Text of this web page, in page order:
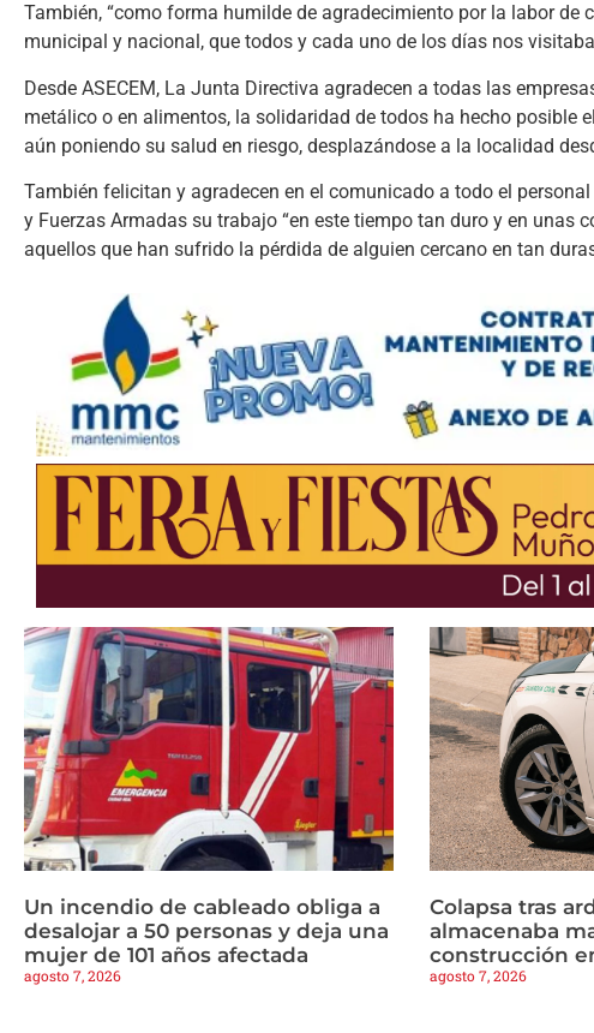
También, “como forma humilde de agradecimiento por la labor
municipal y nacional, que todos y cada uno de los días nos
Desde ASECEM, La Junta Directiva agradecen a todas las
metálico o en alimentos, la solidaridad de todos ha hecho posible
aún poniendo su salud en riesgo, desplazándose a la localidad
También felicitan y agradecen en el comunicado a todo el
y Fuerzas Armadas su trabajo “en este tiempo tan duro y en
aquellos que han sufrido la pérdida de alguien cercano en tan
Un incendio de cableado obliga a
desalojar a 50 personas y deja una
mujer de 101 años afectada
agosto 7, 2026
Colapsa tras
almacenaba
construcción
agosto 7, 2026